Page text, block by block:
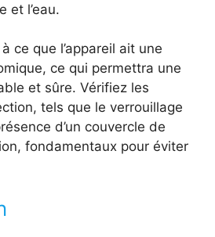
et l’eau.
ce que l’appareil ait une
ce qui permettra une
et sûre. Vérifiez les
tels que le verrouillage
d’un couvercle de
fondamentaux pour éviter